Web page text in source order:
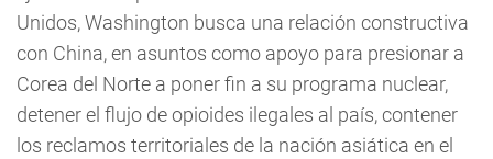
Unidos, Washington busca una relación constructiva
con China, en asuntos como apoyo para presionar a
Corea del Norte a poner fin a su programa nuclear,
detener el flujo de opioides ilegales al país, contener
los reclamos territoriales de la nación asiática en el